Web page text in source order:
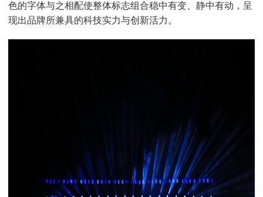
色的字体与之相配使整体标志组合稳中有变、静中有动，呈
现出品牌所兼具的科技实力与创新活力。